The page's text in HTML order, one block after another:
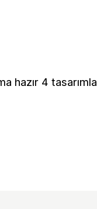
hazır 4 tasarımla